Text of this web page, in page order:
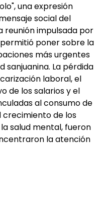
una expresión
social del
reunión impulsada por
poner sobre la
más urgentes
sanjuanina. La pérdida
laboral, el
de los salarios y el
al consumo de
crecimiento de los
salud mental, fueron
la atención